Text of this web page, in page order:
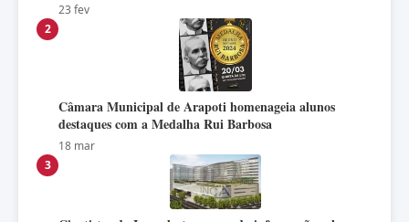
23 fev
2
Câmara Municipal de Arapoti homenageia alunos
destaques com a Medalha Rui Barbosa
18 mar
3